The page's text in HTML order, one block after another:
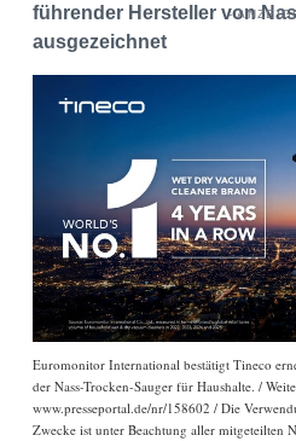
führender Hersteller von
ausgezeichnet
Euromonitor International bestätigt Tineco
der Nass-Trocken-Sauger für Haushalte. /
www.presseportal.de/nr/158602 / Die
Zwecke ist unter Beachtung aller mitgeteilten